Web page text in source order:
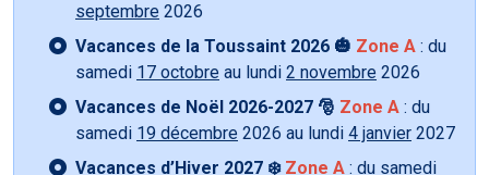
septembre 2026
Vacances de la Toussaint 2026 🎃 Zone A : du
samedi 17 octobre au lundi 2 novembre 2026
Vacances de Noël 2026-2027 🎅 Zone A : du
samedi 19 décembre 2026 au lundi 4 janvier 2027
Vacances d’Hiver 2027 ❄️ Zone A : du samedi